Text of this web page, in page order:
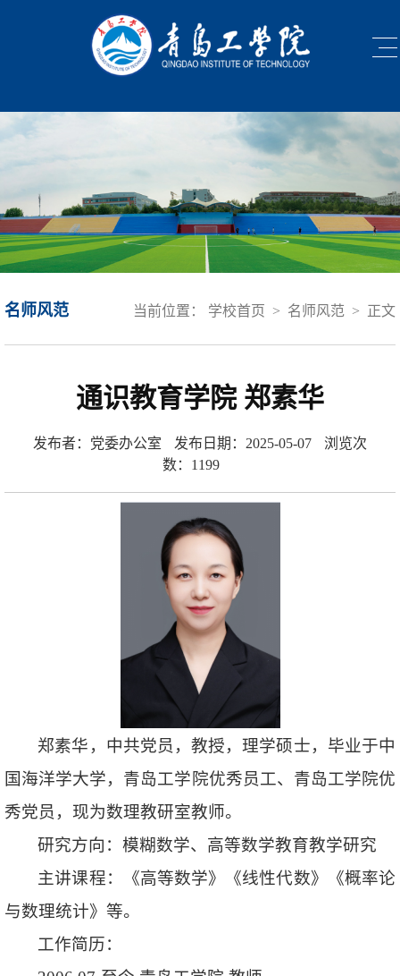
当前位置： 学校首页 > 名师风范 > 正文
名师风范
通识教育学院 郑素华
发布者：党委办公室 发布日期：2025-05-07
浏览次
数： 1199
郑素华，中共党员，教授，理学硕士，毕业于中
国海洋学大学，青岛工学院优秀员工、青岛工学院优
秀党员，现为数理教研室教师。
研究方向：模糊数学、高等数学教育教学研究
主讲课程：《高等数学》《线性代数》《概率论
与数理统计》等。
工作简历：